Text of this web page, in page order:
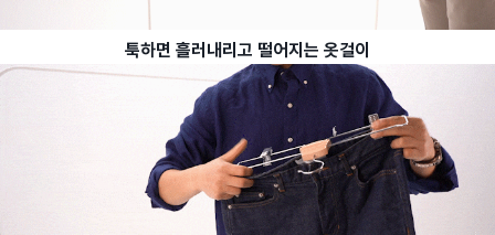
툭하면 흘러내리고 떨어지는 옷걸이